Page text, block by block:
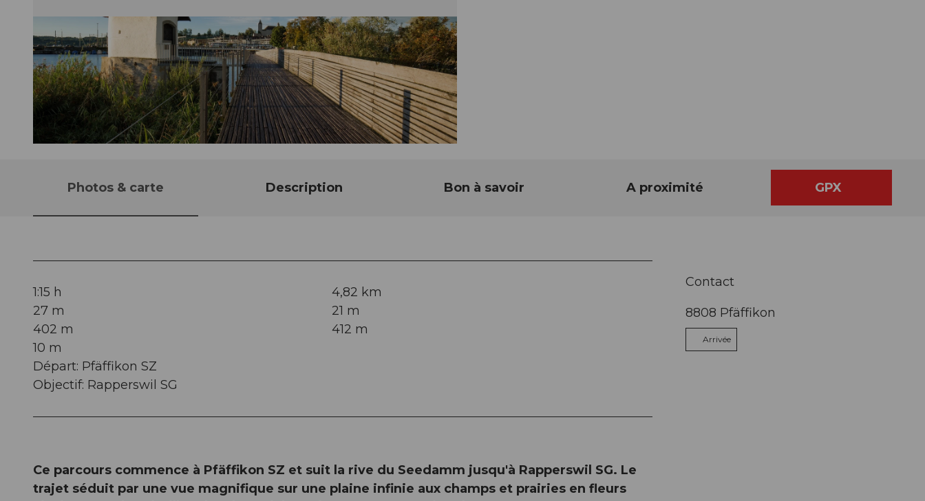
Photos & carte Description Bon à savoir A proximité GPX
1:15 h
4,82 km
27 m
21 m
402 m
412 m
10 m
Départ: Pfäffikon SZ
Objectif: Rapperswil SG
Ce parcours commence à Pfäffikon SZ et suit la rive du Seedamm jusqu'à Rapperswil SG. Le
trajet séduit par une vue magnifique sur une plaine infinie aux champs et prairies en fleurs
Contact
8808 Pfäffikon
Arrivée